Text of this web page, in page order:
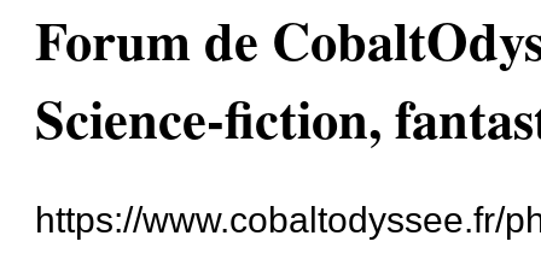
Forum de
Science-fiction,
https://www.cobaltodyssee.fr/